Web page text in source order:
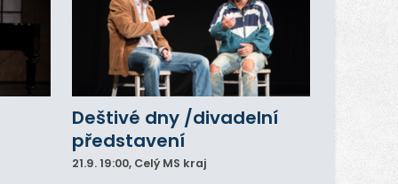
Deštivé dny /divadelní
představení
21.9. 19:00, Celý MS kraj